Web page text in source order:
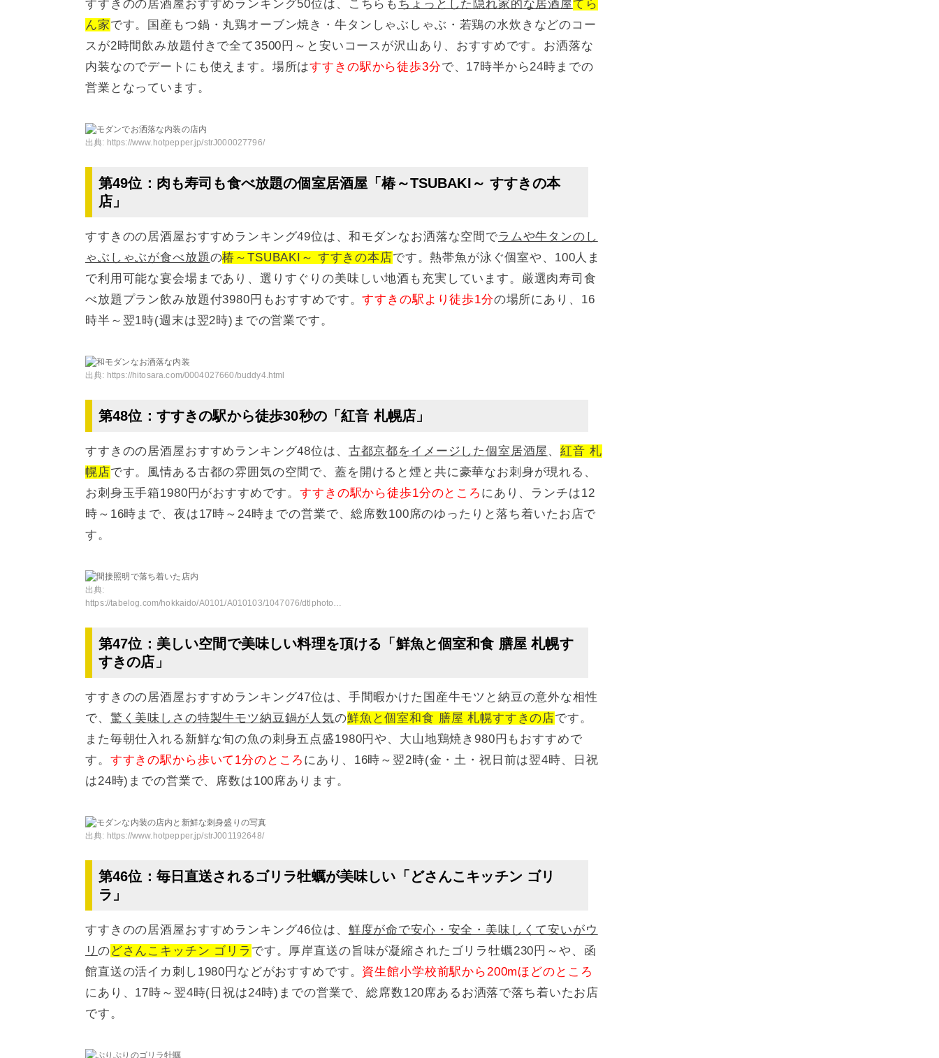
すすきのの居酒屋おすすめランキング50位は、こちらも ちょっとした隠れ家的な居酒屋てら
ん家です。国産もつ鍋・丸鶏オーブン焼き・牛タンしゃぶしゃぶ・若鶏の水炊きなどのコー
スが2時間飲み放題付きで全て3500円～と安いコースが沢山あり、おすすめです。お洒落な
内装なのでデートにも使えます。場所はすすきの駅から徒歩3分で、17時半から24時までの
営業となっています。
出典: https://www.hotpepper.jp/strJ000027796/
第49位：肉も寿司も食べ放題の個室居酒屋「椿～TSUBAKI～ すすきの本
店」
すすきのの居酒屋おすすめランキング49位は、和モダンなお洒落な空間でラムや牛タンのし
ゃぶしゃぶが食べ放題の椿～TSUBAKI～ すすきの本店です。熱帯魚が泳ぐ個室や、100人ま
で利用可能な宴会場まであり、選りすぐりの美味しい地酒も充実しています。厳選肉寿司食
べ放題プラン飲み放題付3980円もおすすめです。すすきの駅より徒歩1分の場所にあり、16
時半～翌1時(週末は翌2時)までの営業です。
出典: https://hitosara.com/0004027660/buddy4.html
第48位：すすきの駅から徒歩30秒の「紅音 札幌店」
すすきのの居酒屋おすすめランキング48位は、 古都京都をイメージした個室居酒屋 、紅音 札
幌店です。風情ある古都の雰囲気の空間で、蓋を開けると煙と共に豪華なお刺身が現れる、
お刺身玉手箱1980円がおすすめです。すすきの駅から徒歩1分のところ にあり、ランチは12
時～16時まで、夜は17時～24時までの営業で、総席数100席のゆったりと落ち着いたお店で
す。
出典:
https://tabelog.com/hokkaido/A0101/A010103/1047076/dtlphotolst/3/smp2/
第47位：美しい空間で美味しい料理を頂ける「鮮魚と個室和食 膳屋 札幌す
すきの店」
すすきのの居酒屋おすすめランキング47位は、手間暇かけた国産牛モツと納豆の意外な相性
で、 驚く美味しさの特製牛モツ納豆鍋が人気の鮮魚と個室和食 膳屋 札幌すすきの店です。
また毎朝仕入れる新鮮な旬の魚の刺身五点盛1980円や、大山地鶏焼き980円もおすすめで
す。 すすきの駅から歩いて1分のところ にあり、16時～翌2時(金・土・祝日前は翌4時、日祝
は24時)までの営業で、席数は100席あります。
出典: https://www.hotpepper.jp/strJ001192648/
第46位：毎日直送されるゴリラ牡蠣が美味しい「どさんこキッチン ゴリ
ラ」
すすきのの居酒屋おすすめランキング46位は、 鮮度が命で安心・安全・美味しくて安いがウ
リ のどさんこキッチン ゴリラ です。厚岸直送の旨味が凝縮されたゴリラ牡蠣230円～や、函
館直送の活イカ刺し1980円などがおすすめです。 資生館小学校前駅から200mほどのところ
にあり、17時～翌4時(日祝は24時)までの営業で、総席数120席あるお洒落で落ち着いたお店
です。